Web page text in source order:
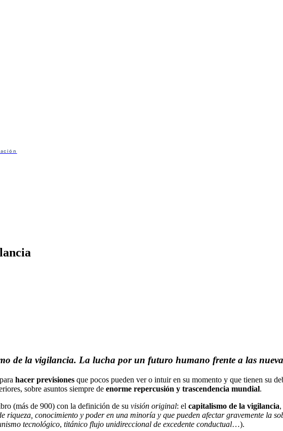
de la vigilancia. La lucha por un futuro humano frente a las
hacer previsiones que pocos pueden ver o intuir en su momento y que tienen su
sobre asuntos siempre de enorme repercusión y trascendencia mundial.
(más de 900) con la definición de su visión original: el capitalismo de la vigilancia
riqueza, conocimiento y poder en una minoría y que pueden afectar gravemente la
tecnológico, titánico flujo unidireccional de excedente conductual…).